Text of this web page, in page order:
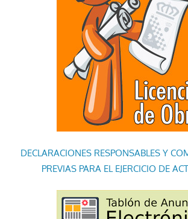
DECLARACIONES RESPONSABLES Y
PREVIAS PARA EL EJERCICIO DE